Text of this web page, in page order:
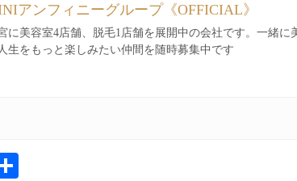
アンフィニーグループ《OFFICIAL》
に美容室4店舗、脱毛1店舗を展開中の会社です。一緒に
生をもっと楽しみたい仲間を随時募集中です